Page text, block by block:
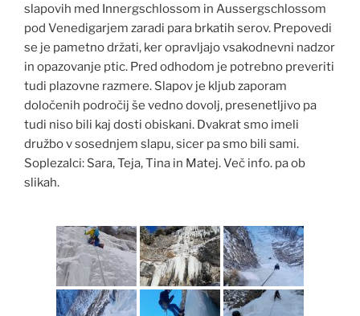
slapovih med Innergschlossom in Aussergschlossom
pod Venedigarjem zaradi para brkatih serov. Prepovedi
se je pametno držati, ker opravljajo vsakodnevni nadzor
in opazovanje ptic. Pred odhodom je potrebno preveriti
tudi plazovne razmere. Slapov je kljub zaporam
določenih področij še vedno dovolj, presenetljivo pa
tudi niso bili kaj dosti obiskani. Dvakrat smo imeli
družbo v sosednjem slapu, sicer pa smo bili sami.
Soplezalci: Sara, Teja, Tina in Matej. Več info. pa ob
slikah.